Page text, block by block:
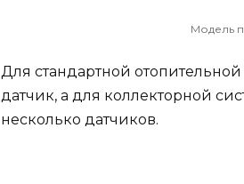
Модель
Для стандартной
датчик, а для коллекторной
несколько датчиков.